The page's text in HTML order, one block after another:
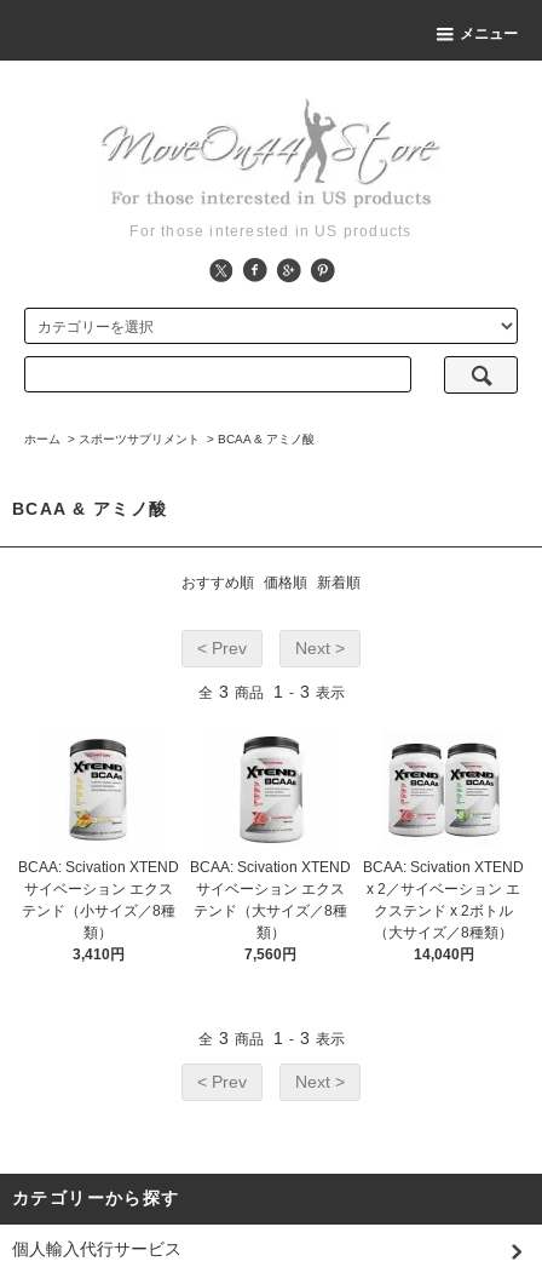
メニュー
For those interested in US products
ホーム > スポーツサプリメント > BCAA & アミノ酸
BCAA & アミノ酸
おすすめ順 価格順 新着順
< Prev Next >
全 3 商品 1 - 3 表示
BCAA: Scivation XTEND
サイベーション エクス
テンド（小サイズ／8種
類）
3,410円
BCAA: Scivation XTEND
サイベーション エクス
テンド（大サイズ／8種
類）
7,560円
BCAA: Scivation XTEND
x 2／サイベーション エ
クステンド x 2ボトル
（大サイズ／8種類）
14,040円
全 3 商品 1 - 3 表示
< Prev Next >
カテゴリーから探す
個人輸入代行サービス